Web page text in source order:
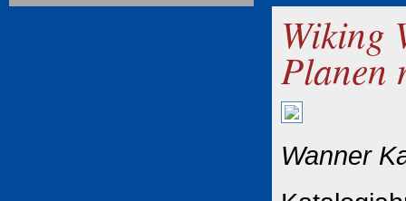
Wiking
Planen
Wanner